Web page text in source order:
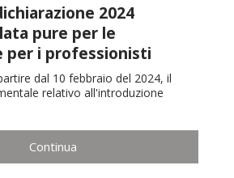
2024
pure per le
per i professionisti
dal 10 febbraio del 2024, il
relativo all'introduzione
Continua